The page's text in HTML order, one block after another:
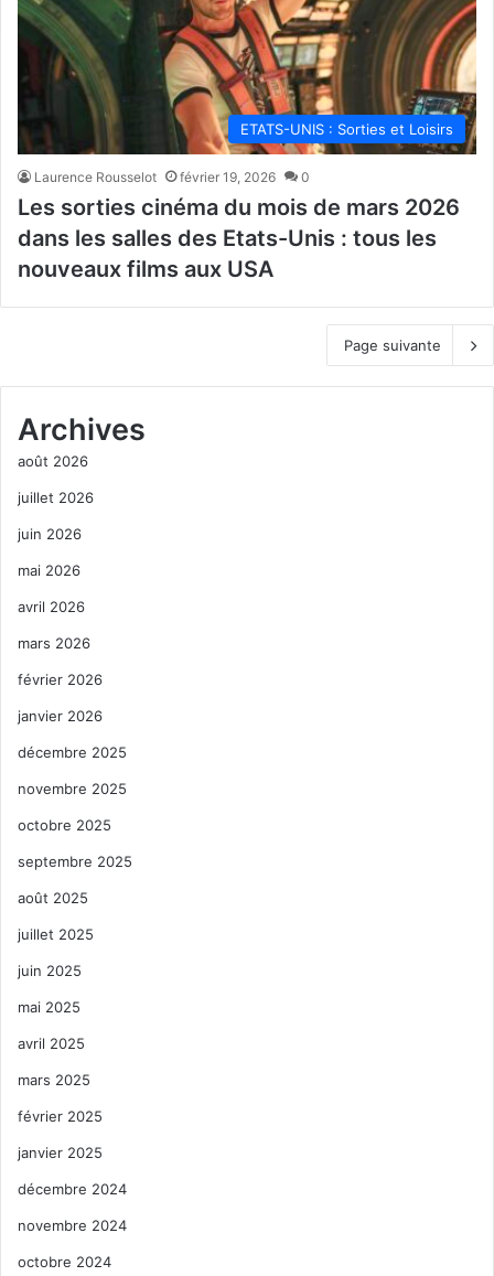
ETATS-UNIS : Sorties et Loisirs
Laurence Rousselot février 19, 2026 0
Les sorties cinéma du mois de mars 2026
dans les salles des Etats-Unis : tous les
nouveaux films aux USA
Page suivante
Archives
août 2026
juillet 2026
juin 2026
mai 2026
avril 2026
mars 2026
février 2026
janvier 2026
décembre 2025
novembre 2025
octobre 2025
septembre 2025
août 2025
juillet 2025
juin 2025
mai 2025
avril 2025
mars 2025
février 2025
janvier 2025
décembre 2024
novembre 2024
octobre 2024